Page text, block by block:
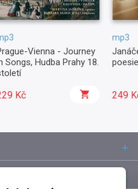
Vienna - Journey
Songs, Hudba Prahy 18.
Kč
mp3
249